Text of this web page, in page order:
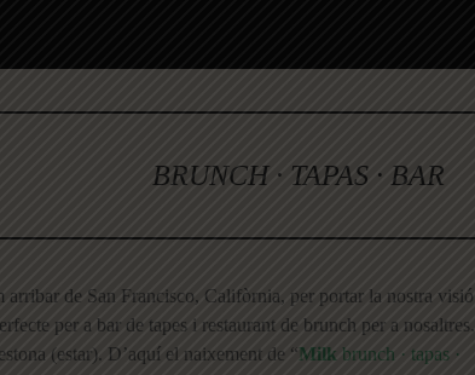
BRUNCH · TAPAS · BAR
de San Francisco, Califòrnia, per portar la nostra visió
per a bar de tapes i restaurant de brunch per a nosaltres.
(estar). D’aquí el naixement de “Milk brunch · tapas ·